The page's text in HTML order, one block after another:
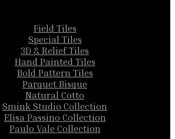
Field Tiles
Special Tiles
3D & Relief Tiles
Hand Painted Tiles
Bold Pattern Tiles
Parquet Bisque
Natural Cotto
Smink Studio Collection
Elisa Passino Collection
Paulo Vale Collection